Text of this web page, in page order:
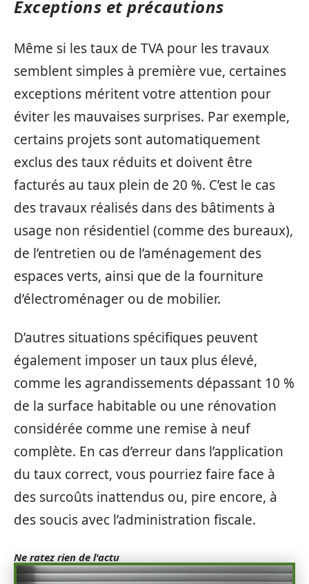
Exceptions et précautions
Même si les taux de TVA pour les travaux
semblent simples à première vue, certaines
exceptions méritent votre attention pour
éviter les mauvaises surprises. Par exemple,
certains projets sont automatiquement
exclus des taux réduits et doivent être
facturés au taux plein de 20 %. C’est le cas
des travaux réalisés dans des bâtiments à
usage non résidentiel (comme des bureaux),
de l’entretien ou de l’aménagement des
espaces verts, ainsi que de la fourniture
d’électroménager ou de mobilier.
D’autres situations spécifiques peuvent
également imposer un taux plus élevé,
comme les agrandissements dépassant 10 %
de la surface habitable ou une rénovation
considérée comme une remise à neuf
complète. En cas d’erreur dans l’application
du taux correct, vous pourriez faire face à
des surcoûts inattendus ou, pire encore, à
des soucis avec l’administration fiscale.
Ne ratez rien de l'actu